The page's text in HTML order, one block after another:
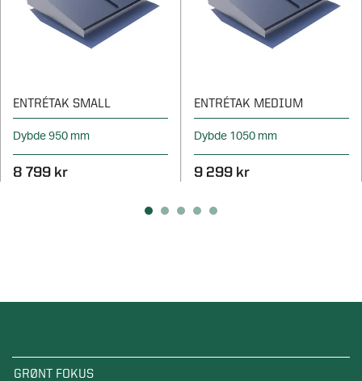
ENTRÉTAK SMALL
Dybde 950 mm
8 799 kr
ENTRÉTAK MEDIUM
Dybde 1050 mm
9 299 kr
GRØNT FOKUS